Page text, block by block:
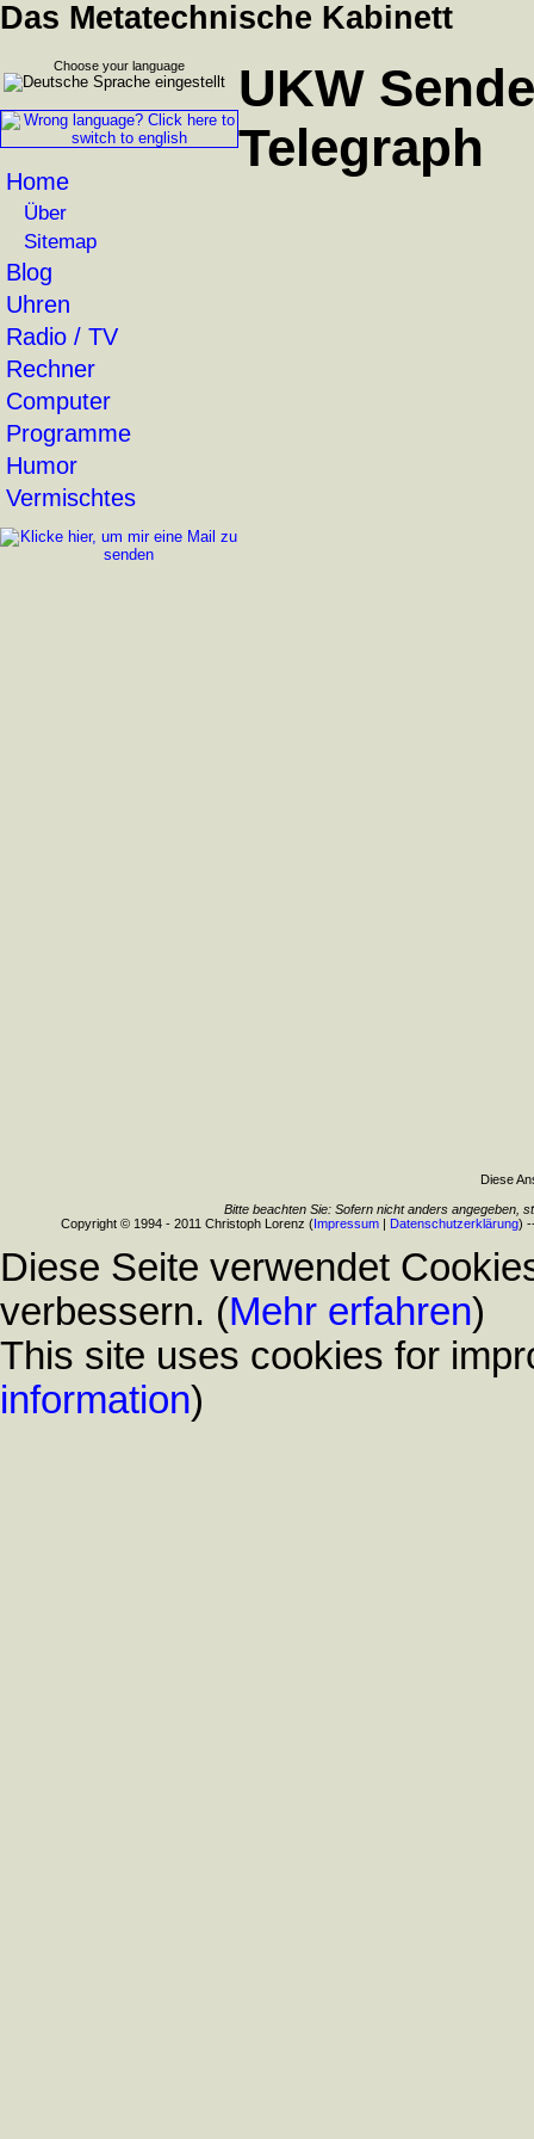
Das Metatechnische Kabinett
Choose your language
Home
Über
Sitemap
Blog
Uhren
Radio / TV
Rechner
Computer
Programme
Humor
Vermischtes
UKW
Telegraph
Diese
Bitte beachten Sie: Sofern nicht anders angegeben,
Copyright © 1994 - 2011 Christoph Lorenz (Impressum | Datenschutzerklärung)
Diese Seite verwendet
verbessern. (Mehr erfahren)
This site uses cookies for
information)